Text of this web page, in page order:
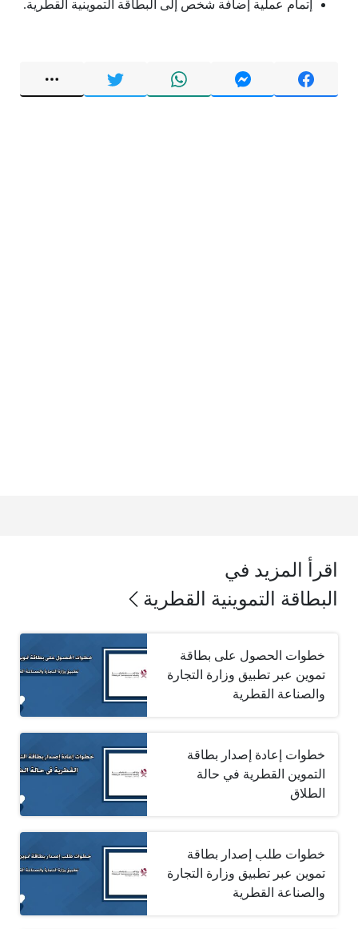
إتمام عملية إضافة شخص إلى البطاقة التموينية القطرية.
اقرأ المزيد في
البطاقة التموينية القطرية
خطوات الحصول على بطاقة
تموين عبر تطبيق وزارة التجارة
والصناعة القطرية
خطوات إعادة إصدار بطاقة
التموين القطرية في حالة
الطلاق
خطوات طلب إصدار بطاقة
تموين عبر تطبيق وزارة التجارة
والصناعة القطرية